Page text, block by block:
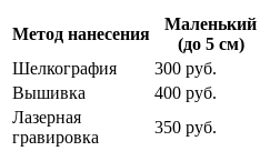
Метод нанесения
Маленький
(до 5 см)
Шелкография
300 руб.
Вышивка
400 руб.
Лазерная
гравировка
350 руб.